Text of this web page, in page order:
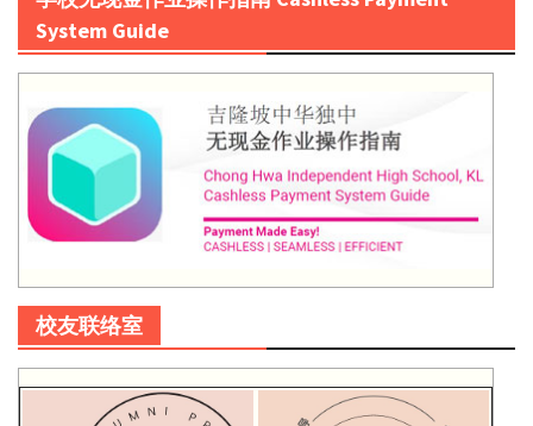
System Guide
校友联络室